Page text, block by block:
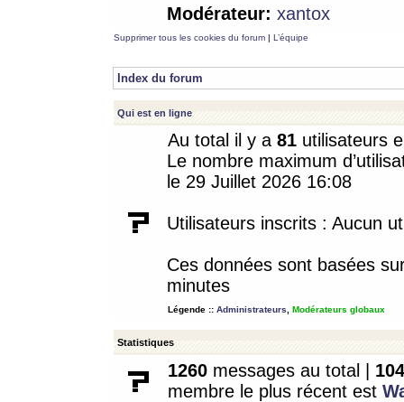
Modérateur: xantox
Supprimer tous les cookies du forum | L’équipe
Index du forum
Qui est en ligne
Au total il y a 81 utilisateurs
Le nombre maximum
le 29 Juillet 2026 16:08
Utilisateurs inscrits : Aucun
Ces données sont basées
minutes
Légende :: Administrateurs Modérateurs globaux
Statistiques
1260 messages au total | 104
membre le plus récent est